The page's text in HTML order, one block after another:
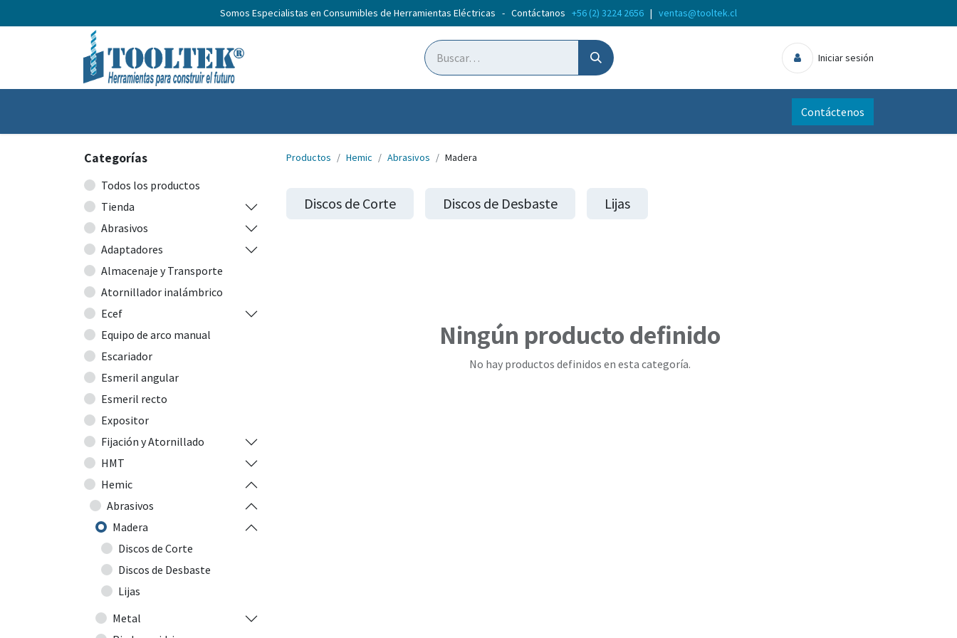
Somos Especialistas en Consumibles de Herramientas Eléctricas - Contáctanos +56 (2) 3224 2656 | ventas@tooltek.cl
Iniciar sesión
Contáctenos
Categorías
Todos los productos
Tienda
Abrasivos
Adaptadores
Almacenaje y Transporte
Atornillador inalámbrico
Ecef
Equipo de arco manual
Escariador
Esmeril angular
Esmeril recto
Expositor
Fijación y Atornillado
HMT
Hemic
Abrasivos
Madera
Discos de Corte
Discos de Desbaste
Lijas
Metal
Productos Hemic Abrasivos Madera
Discos de Corte Discos de Desbaste Lijas
Ningún producto definido
No hay productos definidos en esta categoría.